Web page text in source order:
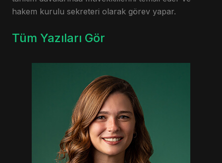
hakem kurulu sekreteri olarak görev yapar.
Tüm Yazıları Gör